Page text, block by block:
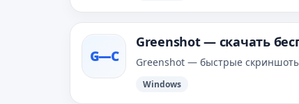
G—С
Greenshot — скачать
Greenshot — быстрые скриншоты
Windows